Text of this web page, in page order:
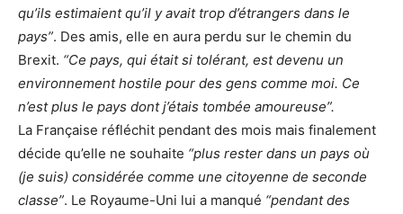
qu’ils estimaient qu’il y avait trop d’étrangers dans le
pays”. Des amis, elle en aura perdu sur le chemin du
Brexit. “Ce pays, qui était si tolérant, est devenu un
environnement hostile pour des gens comme moi. Ce
n’est plus le pays dont j’étais tombée amoureuse”.
La Française réfléchit pendant des mois mais finalement
décide qu’elle ne souhaite “plus rester dans un pays où
(je suis) considérée comme une citoyenne de seconde
classe”. Le Royaume-Uni lui a manqué “pendant des